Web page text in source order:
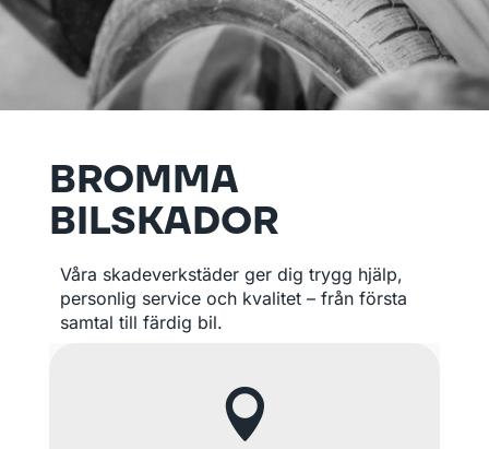
BROMMA
BILSKADOR
Våra skadeverkstäder ger dig trygg hjälp,
personlig service och kvalitet – från första
samtal till färdig bil.
